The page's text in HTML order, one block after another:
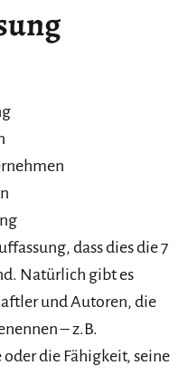
dass dies die 7
Natürlich gibt es
und Autoren, die
– z.B.
die Fähigkeit, seine